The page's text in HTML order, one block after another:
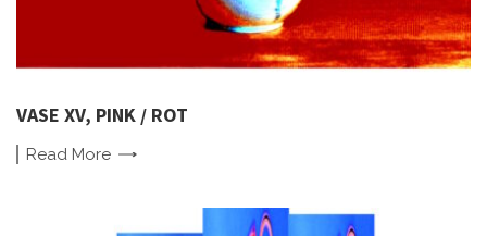
VASE XV, PINK / ROT
Read More